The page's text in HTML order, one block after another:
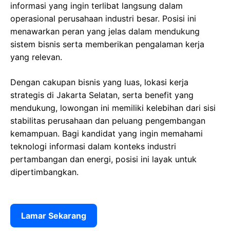
informasi yang ingin terlibat langsung dalam
operasional perusahaan industri besar. Posisi ini
menawarkan peran yang jelas dalam mendukung
sistem bisnis serta memberikan pengalaman kerja
yang relevan.
Dengan cakupan bisnis yang luas, lokasi kerja
strategis di Jakarta Selatan, serta benefit yang
mendukung, lowongan ini memiliki kelebihan dari sisi
stabilitas perusahaan dan peluang pengembangan
kemampuan. Bagi kandidat yang ingin memahami
teknologi informasi dalam konteks industri
pertambangan dan energi, posisi ini layak untuk
dipertimbangkan.
Lamar Sekarang